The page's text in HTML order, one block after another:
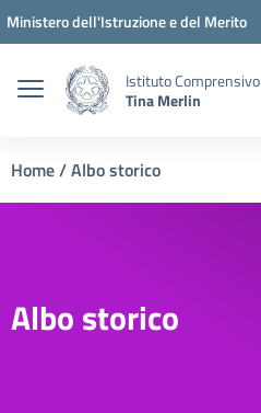
Vai ai contenuti
Vai al menu di navigazione
Vai al footer
Ministero dell'Istruzione e del Merito
Istituto Comprensivo
Tina Merlin
Home/Albo storico
Albo storico